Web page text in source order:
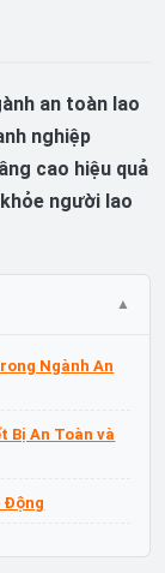
an toàn lao
nghiệp
cao hiệu quả
người lao
Ngành An
Bị An Toàn và
Động